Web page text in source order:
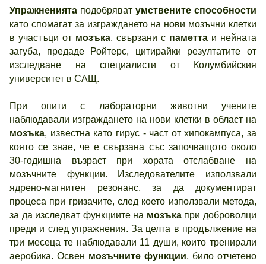
Упражненията подобряват умствените способности
като спомагат за изграждането на нови мозъчни клетки
в участъци от мозъка, свързани с паметта и нейната
загуба, предаде Ройтерс, цитирайки резултатите от
изследване на специалисти от Колумбийския
университет в САЩ.
При опити с лабораторни животни учените
наблюдавали изграждането на нови клетки в област на
мозъка, известна като гирус - част от хипокампуса, за
която се знае, че е свързана със започващото около
30-годишна възраст при хората отслабване на
мозъчните функции. Изследователите използвали
ядрено-магнитен резонанс, за да документират
процеса при гризачите, след което използвали метода,
за да изследват функциите на мозъкапри доброволци
преди и след упражнения. За целта в продължение на
три месеца те наблюдавали 11 души, които тренирали
аеробика. Освен мозъчните функции, било отчетено